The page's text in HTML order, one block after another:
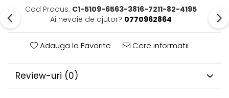
Cod Produs: C1-5109-6563-3816-7211-82-4195
Ai nevoie de ajutor? 0770962864
Adauga la Favorite Cere informatii
Review-uri (0)